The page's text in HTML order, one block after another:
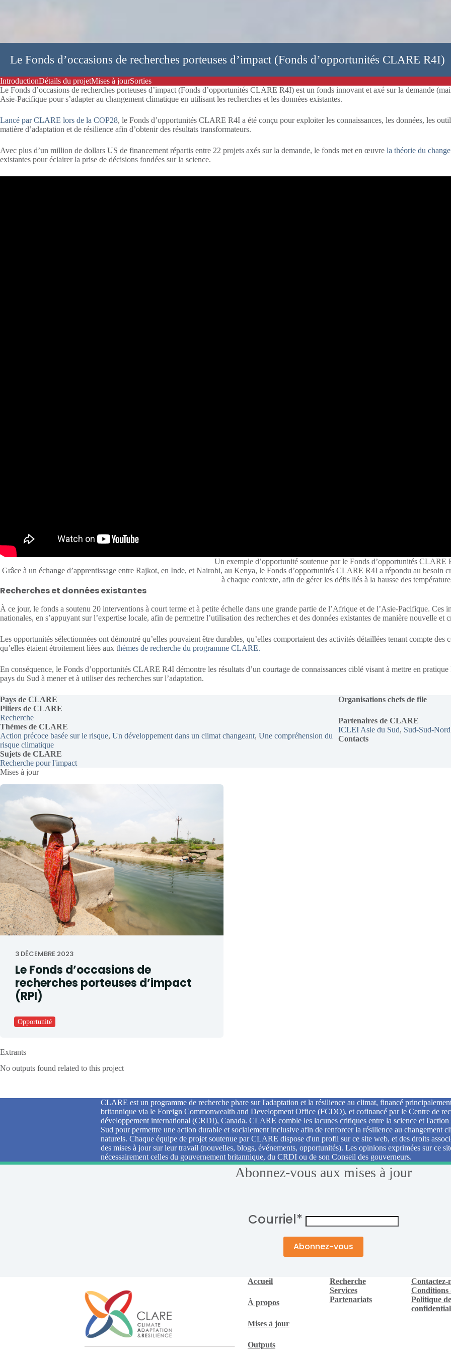
Le Fonds d’occasions de recherches porteuses d’impact (Fonds d’opportunités CLARE R4I)
IntroductionDétails du projetMises à jourSorties
Le Fonds d’occasions de recherches porteuses d’impact (Fonds d’opportunités CLARE R4I) est un fonds innovant et axé sur la demande
Asie-Pacifique pour s’adapter au changement climatique en utilisant les recherches et les données existantes.
Lancé par CLARE lors de la COP28, le Fonds d’opportunités CLARE R4I a été conçu pour exploiter les connaissances, les données, les
matière d’adaptation et de résilience afin d’obtenir des résultats transformateurs.
Avec plus d’un million de dollars US de financement répartis entre 22 projets axés sur la demande, le fonds met en œuvre la théorie du
existantes pour éclairer la prise de décisions fondées sur la science.
Un exemple d’opportunité soutenue par le Fonds d’opportunités CLARE
Grâce à un échange d’apprentissage entre Rajkot, en Inde, et Nairobi, au Kenya, le Fonds d’opportunités CLARE R4I a répondu au besoin
à chaque contexte, afin de gérer les défis liés à la hausse des
Recherches et données existantes
À ce jour, le fonds a soutenu 20 interventions à court terme et à petite échelle dans une grande partie de l’Afrique et de l’Asie-Pacifique. Ces
nationales, en s’appuyant sur l’expertise locale, afin de permettre l’utilisation des recherches et des données existantes de manière nouvelle et
Les opportunités sélectionnées ont démontré qu’elles pouvaient être durables, qu’elles comportaient des activités détaillées tenant compte
qu’elles étaient étroitement liées aux thèmes de recherche du programme CLARE.
En conséquence, le Fonds d’opportunités CLARE R4I démontre les résultats d’un courtage de connaissances ciblé visant à mettre en
pays du Sud à mener et à utiliser des recherches sur l’adaptation.
Pays de CLARE
Piliers de CLARE
Recherche
Thèmes de CLARE
Action précoce basée sur le risque, Un développement dans un climat changeant, Une compréhension du
risque climatique
Sujets de CLARE
Recherche pour l'impact
Organisations chefs de file
Partenaires de CLARE
ICLEI Asie du Sud, Sud-Sud-
Contacts
Mises à jour
3 DÉCEMBRE 2023
Le Fonds d’occasions de
recherches porteuses d’impact
(RPI)
Opportunité
Extrants
No outputs found related to this project
CLARE est un programme de recherche phare sur l'adaptation et la résilience au climat, financé
britannique via le Foreign Commonwealth and Development Office (FCDO), et cofinancé par le Centre de
développement international (CRDI), Canada. CLARE comble les lacunes critiques entre la science et l'action
Sud pour permettre une action durable et socialement inclusive afin de renforcer la résilience au changement
naturels. Chaque équipe de projet soutenue par CLARE dispose d'un profil sur ce site web, et des droits
des mises à jour sur leur travail (nouvelles, blogs, événements, opportunités). Les opinions exprimées sur ce
nécessairement celles du gouvernement britannique, du CRDI ou de son Conseil des gouverneurs.
Abonnez-vous aux mises à jour
Courriel*
Accueil
À propos
Mises à jour
Outputs
Recherche
Services
Partenariats
Contactez-
Conditions
Politique de